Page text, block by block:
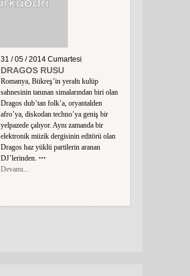
31 / 05 / 2014 Cumartesi
DRAGOS RUSU
Romanya, Bükreş’in yeraltı kulüp
sahnesinin tanınan simalarından biri olan
Dragos dub’tan folk’a, oryantalden
afro’ya, diskodan techno’ya geniş bir
yelpazede çalıyor. Aynı zamanda bir
elektronik müzik dergisinin editörü olan
Dragos haz yüklü partilerin aranan
DJ’lerinden. •••
Devamı...